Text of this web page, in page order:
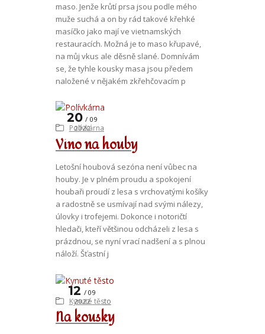
maso. Jenže krůtí prsa jsou podle mého
muže suchá a on by rád takové křehké
masíčko jako mají ve vietnamských
restauracích. Možná je to maso křupavé,
na můj vkus ale děsně slané. Domnívám
se, že tyhle kousky masa jsou předem
naložené v nějakém zkřehčovacím p
Víno na houby
20
09
2022
Polívkárna
Letošní houbová sezóna není vůbec na
houby. Je v plném proudu a spokojení
houbaři proudí z lesa s vrchovatými košíky
a radostně se usmívají nad svými nálezy,
úlovky i trofejemi. Dokonce i notoričtí
hledači, kteří většinou odcházeli z lesa s
prázdnou, se nyní vrací nadšení a s plnou
náloží. Šťastní j
Na kousky
12
09
2022
Kynuté těsto